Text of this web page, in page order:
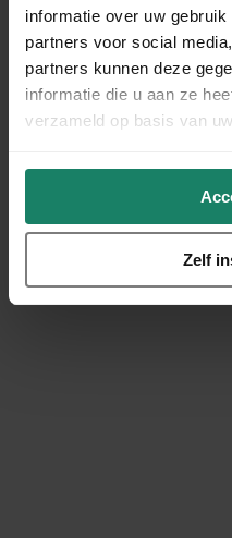
informatie over uw
partners voor social
partners kunnen deze
informatie die u aan ze
verzameld op basis van
Zelf